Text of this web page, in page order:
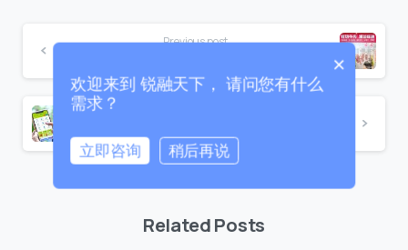
Previous post
Related Posts
0 / 20
0 / 180
×
欢迎来到 锐融天下， 请问您有什么
需求？
立即咨询 稍后再说